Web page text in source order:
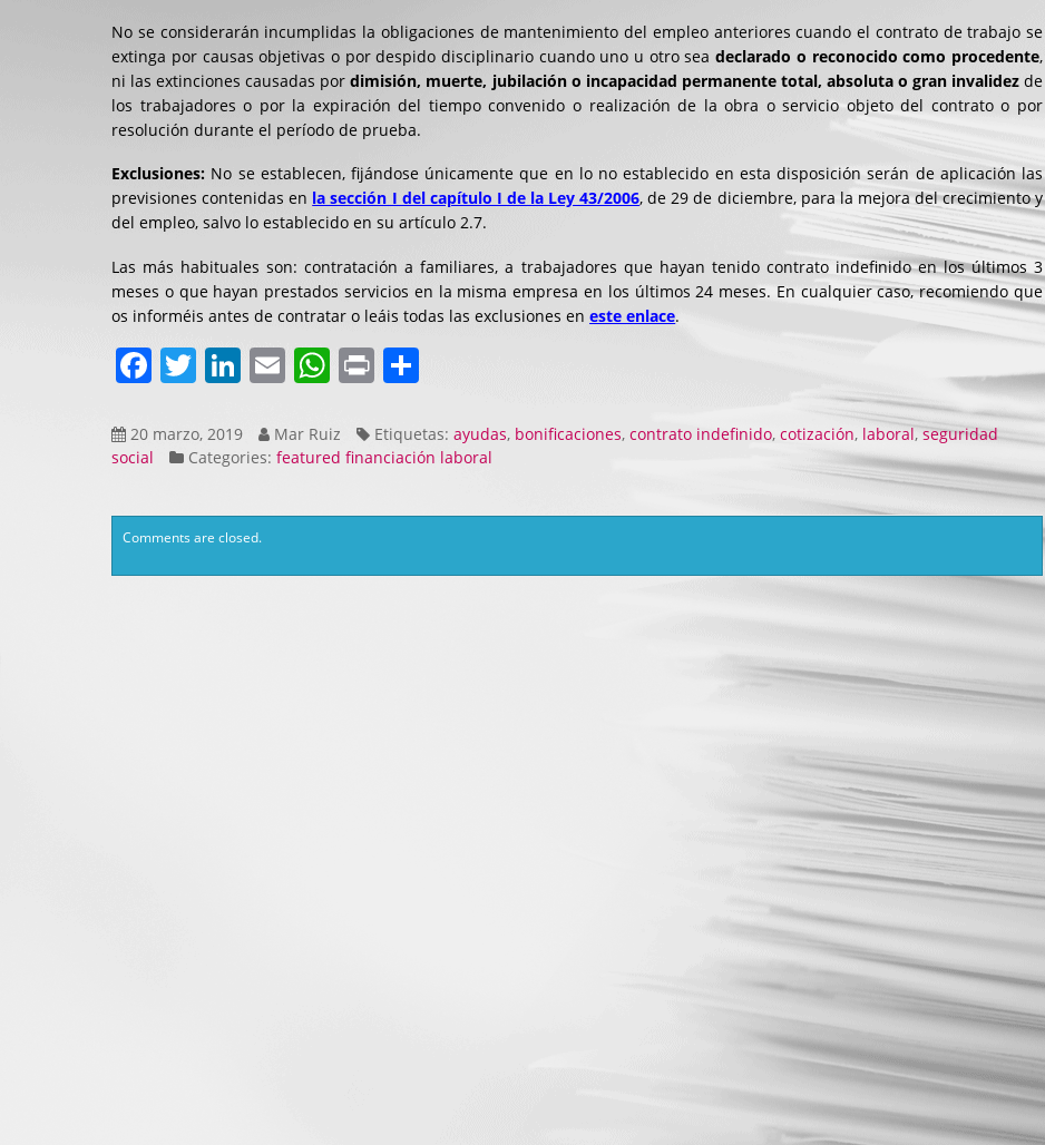
No se considerarán incumplidas la obligaciones de mantenimiento del empleo anteriores cuando el contrato de trabajo se
extinga por causas objetivas o por despido disciplinario cuando uno u otro seadeclarado o reconocido como procedente,
ni las extinciones causadas pordimisión, muerte, jubilación o incapacidad permanente total, absoluta o gran invalidezde
los trabajadores o por la expiración del tiempo convenido o realización de la obra o servicio objeto del contrato o por
resolución durante el período de prueba.
Exclusiones: No se establecen, fijándose únicamente que en lo no establecido en esta disposición serán de aplicación las
previsiones contenidas en la sección I del capítulo I de la Ley 43/2006, de 29 de diciembre, para la mejora del crecimiento y
del empleo, salvo lo establecido en su artículo 2.7.
Las más habituales son: contratación a familiares, a trabajadores que hayan tenido contrato indefinido en los últimos 3
meses o que hayan prestados servicios en la misma empresa en los últimos 24 meses. En cualquier caso, recomiendo que
os informéis antes de contratar o leáis todas las exclusiones eneste enlace.
Facebook
Twitter
LinkedIn
EmailWhatsApp
Print
20 marzo, 2019 Mar Ruiz Etiquetas:ayudas, bonificaciones,contrato indefinido,cotización, laboral,seguridad
social
Categories:featured financiación laboral
Comments are closed.